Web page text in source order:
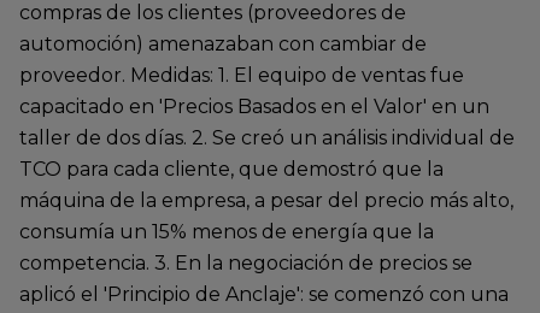
compras de los clientes (proveedores de
automoción) amenazaban con cambiar de
proveedor. Medidas: 1. El equipo de ventas fue
capacitado en 'Precios Basados en el Valor' en un
taller de dos días. 2. Se creó un análisis individual de
TCO para cada cliente, que demostró que la
máquina de la empresa, a pesar del precio más alto,
consumía un 15% menos de energía que la
competencia. 3. En la negociación de precios se
aplicó el 'Principio de Anclaje': se comenzó con una